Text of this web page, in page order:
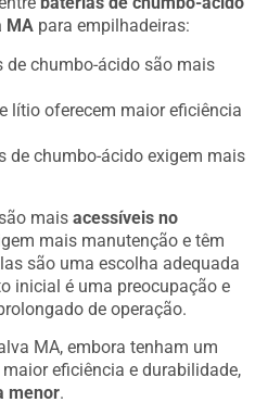
MA para empilhadeiras:
de chumbo-ácido são mais
lítio oferecem maior eficiência
de chumbo-ácido exigem mais
maisacessíveis no
mais manutenção e têm
são uma escolha adequada
inicial é uma preocupação e
de operação.
MA, embora tenham um
eficiência e durabilidade,
menor.